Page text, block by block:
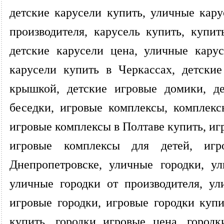
детские карусели купить, уличные
производителя, карусель купить,
детские карусели цена, уличные
карусели купить в Черкассах,
крышкой, детские игровые домики,
беседки, игровые комплексы,
игровые комплексы в Полтаве купить,
игровые комплексы для детей,
Днепропетровске, уличные городки,
уличные городки от производителя,
игровые городки, игровые городки